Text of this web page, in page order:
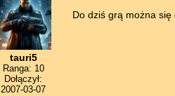
tauri5
Ranga: 10
Dołączył:
2007-03-07
Do dziś grą można